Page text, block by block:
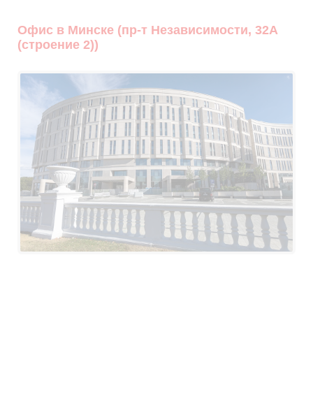
Офис в Минске (пр-т Независимости, 32А
(строение 2))